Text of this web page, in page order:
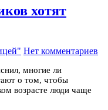
хотят
Нет комментариев
многие ли
о том, чтобы
возрасте люди чаще